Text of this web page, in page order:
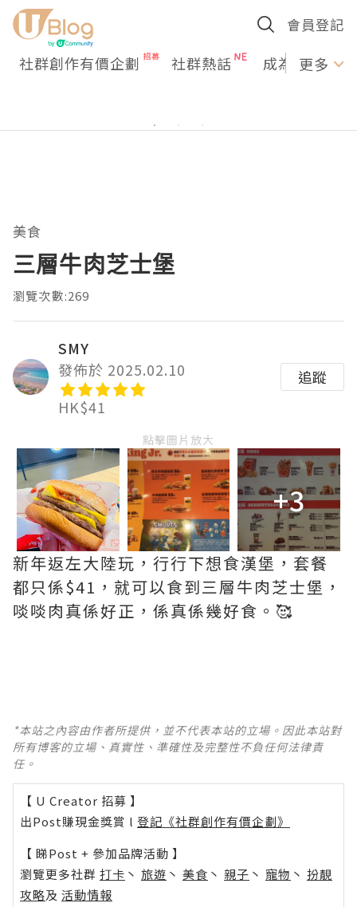
會員登記
社群創作有價企劃 社群熱話 成為U更多
美食
三層牛肉芝士堡
瀏覽次數:269
SMY
發佈於 2025.02.10
HK$41
追蹤
點擊圖片放大
+3
新年返左大陸玩，行行下想食漢堡，套餐
都只係$41，就可以食到三層牛肉芝士堡，
啖啖肉真係好正，係真係幾好食。🥰
*本站之內容由作者所提供，並不代表本站的立場。因此本站對
所有博客的立場、真實性、準確性及完整性不負任何法律責
任。
【 U Creator 招募 】
出Post賺現金獎賞 l 登記《社群創作有價企劃》
【 睇Post + 參加品牌活動 】
瀏覽更多社群 打卡 丶 旅遊 丶 美食 丶 親子 丶 寵物 丶 扮靚
攻略及 活動情報